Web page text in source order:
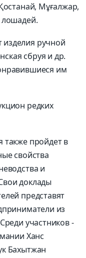
Мұғалжар,
лошадей.
ручной
сбруя и др.
им
редких
также пройдет в
свойства
и
доклады
представят
из
участников -
Ханс
Бахытжан